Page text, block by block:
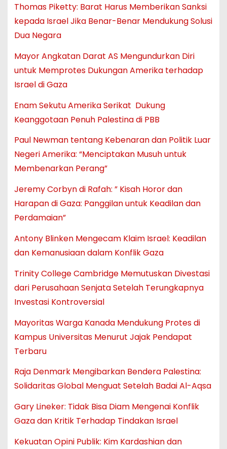
Thomas Piketty: Barat Harus Memberikan Sanksi
kepada Israel Jika Benar-Benar Mendukung Solusi
Dua Negara
Mayor Angkatan Darat AS Mengundurkan Diri
untuk Memprotes Dukungan Amerika terhadap
Israel di Gaza
Enam Sekutu Amerika Serikat Dukung
Keanggotaan Penuh Palestina di PBB
Paul Newman tentang Kebenaran dan Politik Luar
Negeri Amerika: “Menciptakan Musuh untuk
Membenarkan Perang”
Jeremy Corbyn di Rafah: ” Kisah Horor dan
Harapan di Gaza: Panggilan untuk Keadilan dan
Perdamaian”
Antony Blinken Mengecam Klaim Israel: Keadilan
dan Kemanusiaan dalam Konflik Gaza
Trinity College Cambridge Memutuskan Divestasi
dari Perusahaan Senjata Setelah Terungkapnya
Investasi Kontroversial
Mayoritas Warga Kanada Mendukung Protes di
Kampus Universitas Menurut Jajak Pendapat
Terbaru
Raja Denmark Mengibarkan Bendera Palestina:
Solidaritas Global Menguat Setelah Badai Al-Aqsa
Gary Lineker: Tidak Bisa Diam Mengenai Konflik
Gaza dan Kritik Terhadap Tindakan Israel
Kekuatan Opini Publik: Kim Kardashian dan